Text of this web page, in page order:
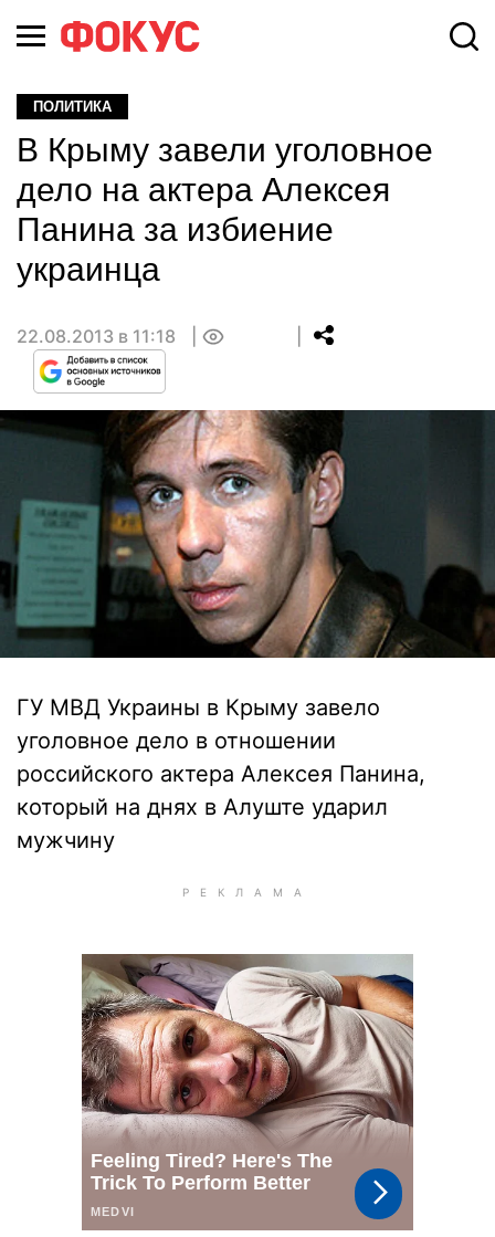
ПОЛИТИКА
В Крыму завели уголовное
дело на актера Алексея
Панина за избиение
украинца
22.08.2013 в 11:18
ГУ МВД Украины в Крыму завело
уголовное дело в отношении
российского актера Алексея Панина,
который на днях в Алуште ударил
мужчину